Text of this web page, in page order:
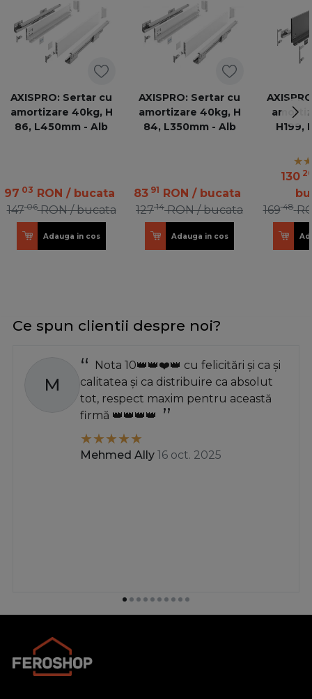
AXISPRO: Sertar cu
amortizare 40kg, H
86, L450mm - Alb
97 03 RON / bucata
14706 RON / bucata
Adauga in cos
AXISPRO: Sertar cu
amortizare 40kg, H
84, L350mm - Alb
83 91 RON / bucata
12714 RON / bucata
Adauga in cos
H199,
130
16948
Ce spun clientii despre noi?
M
Nota 10👑👑❤️👑 cu felicitări și ca și
calitatea și ca distribuire ca absolut
tot, respect maxim pentru această
firmă 👑👑👑👑
Mehmed Ally 16 oct. 2025